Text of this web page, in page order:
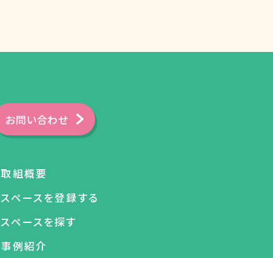
お問い合わせ
取組概要
スペースを登録する
スペースを探す
事例紹介